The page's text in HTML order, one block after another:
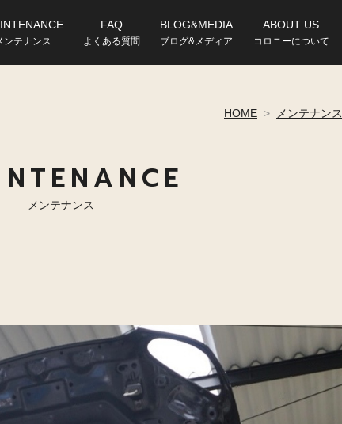
ンテナンス
FAQ
よくある質問
BLOG&MEDIA
ブログ&メディア
ABOUT US
コロニーについて
HOME > メンテナンス
メンテナンス